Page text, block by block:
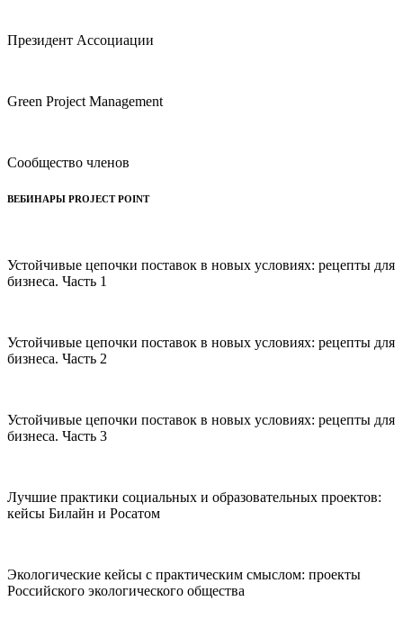
Президент Ассоциации
Green Project Management
Cообщество членов
ВЕБИНАРЫ PROJECT POINT
Устойчивые цепочки поставок в новых условиях: рецепты для
бизнеса. Часть 1
Устойчивые цепочки поставок в новых условиях: рецепты для
бизнеса. Часть 2
Устойчивые цепочки поставок в новых условиях: рецепты для
бизнеса. Часть 3
Лучшие практики социальных и образовательных проектов:
кейсы Билайн и Росатом
Экологические кейсы с практическим смыслом: проекты
Российского экологического общества